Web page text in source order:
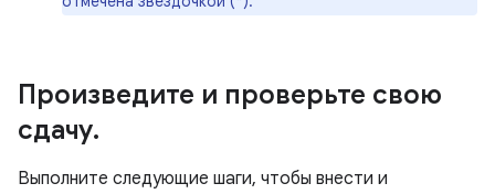
Произведите и проверьте свою
сдачу.
Выполните следующие шаги, чтобы внести и